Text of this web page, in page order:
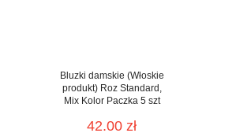
Bluzki damskie (Włoskie
produkt) Roz Standard,
Mix Kolor Paczka 5 szt
42.00 zł